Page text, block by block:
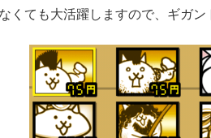
くても大活躍しますので、ギガ